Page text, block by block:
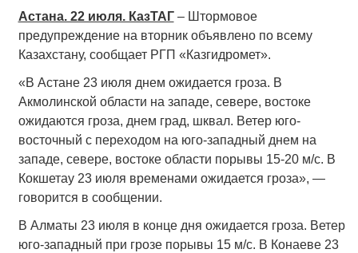
Астана. 22 июля. КазТАГ– Штормовое
предупреждение на вторник объявлено по всему
Казахстану, сообщает РГП «Казгидромет».
«В Астане 23 июля днем ожидается гроза. В
Акмолинской области на западе, севере, востоке
ожидаются гроза, днем град, шквал. Ветер юго-
восточный с переходом на юго-западный днем на
западе, севере, востоке области порывы 15-20 м/с. В
Кокшетау 23 июля временами ожидается гроза», —
говорится в сообщении.
В Алматы 23 июля в конце дня ожидается гроза. Ветер
юго-западный при грозе порывы 15 м/с. В Конаеве 23